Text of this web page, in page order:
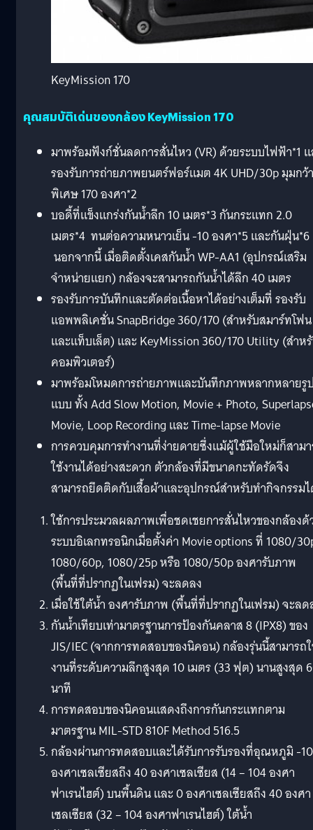
KeyMission 170
คุณสมบัติเด่นของกล้อง KeyMission 170
มาพร้อมฟังก์ชั่นลดการสั่นไหว (VR) ด้วยระบบไฟฟ้า*1
รองรับการถ่ายภาพยนตร์ฟอร์แมต 4K UHD/30p มุมกว้
พิเศษ 170 องศา*2
บอดี้ที่แข็งแกร่งกันน้ำลึก 10 เมตร*3 กันกระแทก 2.0
เมตร*4 ทนต่อความหนาวเย็น -10 องศา*5 และกันฝุ่น*6
นอกจากนี้ เมื่อติดตั้งเคสกันน้ำ WP-AA1 (อุปกรณ์เสริม
จำหน่ายแยก) กล้องจะสามารถกันน้ำได้ลึก 40 เมตร
รองรับการบันทึกและตัดต่อเนื้อหาได้อย่างเต็มที่ รองรับ
แอพพลิเคชั่น SnapBridge 360/170 (สำหรับสมาร์ทโฟน
และแท็บเล็ต) และ KeyMission 360/170 Utility (สำห
คอมพิวเตอร์)
มาพร้อมโหมดการถ่ายภาพและบันทึกภาพหลากหลายรู
แบบ ทั้ง Add Slow Motion, Movie + Photo,
Movie, Loop Recording และ Time-lapse Movie
การควบคุมการทำงานที่ง่ายดายซึ่งแม้ผู้ใช้มือใหม่ก็สาม
ใช้งานได้อย่างสะดวก ตัวกล้องที่มีขนาดกะทัดรัดจึง
สามารถยึดติดกับเสื้อผ้าและอุปกรณ์สำหรับทำกิจกรรม
ใช้การประมวลผลภาพเพื่อชดเชยการสั่นไหวของกล้องด้
ระบบอิเลกทรอนิกเมื่อตั้งค่า Movie options ที่ 1080/
1080/60p, 1080/25p หรือ 1080/50p องศารับภาพ
(พื้นที่ที่ปรากฏในเฟรม) จะลดลง
เมื่อใช้ใต้น้ำ องศารับภาพ (พื้นที่ที่ปรากฏในเฟรม) จะลด
กันน้ำเทียบเท่ามาตรฐานการป้องกันคลาส 8 (IPX8) ของ
JIS/IEC (จากการทดสอบของนิคอน) กล้องรุ่นนี้สามารถ
งานที่ระดับความลึกสูงสุด 10 เมตร (33 ฟุต) นานสูงสุด
นาที
การทดสอบของนิคอนแสดงถึงการกันกระแทกตาม
มาตรฐาน MIL-STD 810F Method 516.5
กล้องผ่านการทดสอบและได้รับการรับรองที่อุณหภูมิ -10
องศาเซลเซียสถึง 40 องศาเซลเซียส (14 – 104 องศา
ฟาเรนไฮต์) บนพื้นดิน และ 0 องศาเซลเซียสถึง 40 องศา
เซลเซียส (32 – 104 องศาฟาเรนไฮต์) ใต้น้ำ